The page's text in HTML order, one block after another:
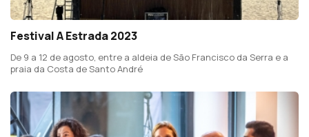
Festival A Estrada 2023
De 9 a 12 de agosto, entre a aldeia de São Francisco da Serra e a
praia da Costa de Santo André